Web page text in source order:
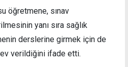
öğretmene, sınav
yanı sıra sağlık
derslerine girmek için de
verildiğini ifade etti.